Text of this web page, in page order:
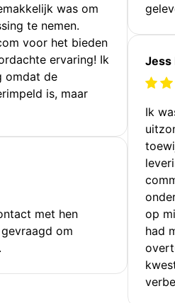
was om
te nemen.
voor het bieden
ervaring! Ik
omdat de
is, maar
met hen
om
Jess
Ik
op
had